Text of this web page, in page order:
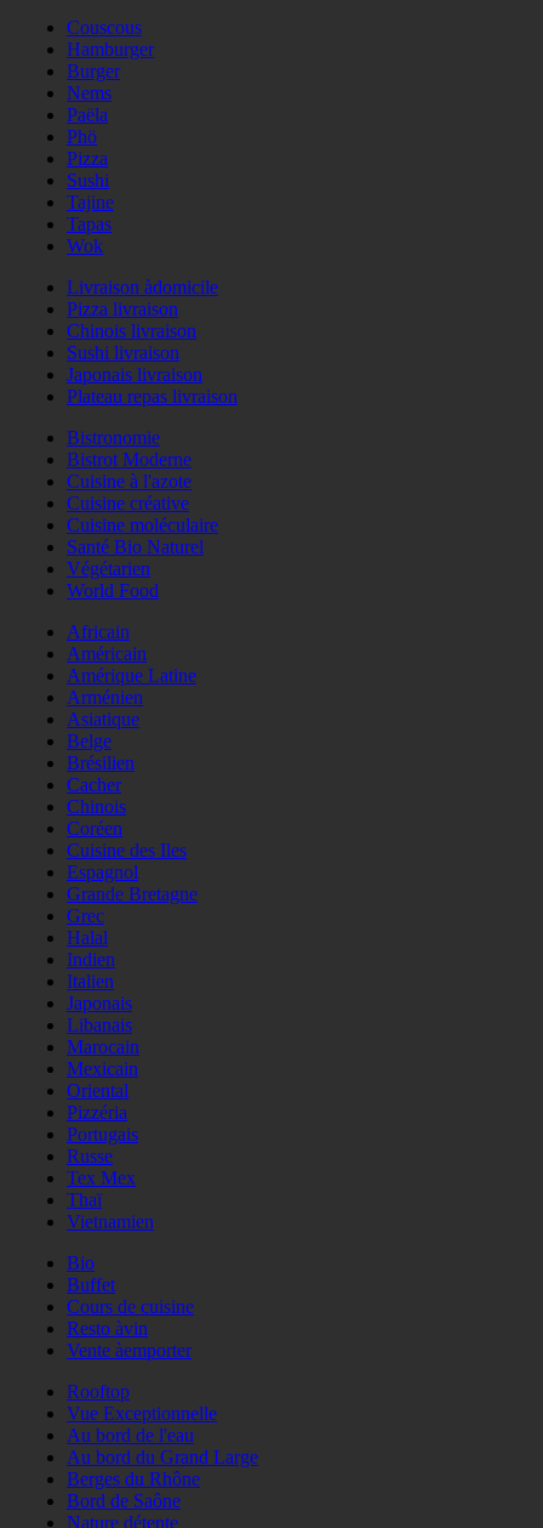
Couscous
Hamburger
Burger
Nems
Paëla
Phö
Pizza
Sushi
Tajine
Tapas
Wok
Livraison àdomicile
Pizza livraison
Chinois livraison
Sushi livraison
Japonais livraison
Plateau repas livraison
Bistronomie
Bistrot Moderne
Cuisine à l'azote
Cuisine créative
Cuisine moléculaire
Santé Bio Naturel
Végétarien
World Food
Africain
Américain
Amérique Latine
Arménien
Asiatique
Belge
Brésilien
Cacher
Chinois
Coréen
Cuisine des Iles
Espagnol
Grande Bretagne
Grec
Halal
Indien
Italien
Japonais
Libanais
Marocain
Mexicain
Oriental
Pizzéria
Portugais
Russe
Tex Mex
Thaï
Vietnamien
Bio
Buffet
Cours de cuisine
Resto àvin
Vente àemporter
Rooftop
Vue Exceptionnelle
Au bord de l'eau
Au bord du Grand Large
Berges du Rhône
Bord de Saône
Nature détente